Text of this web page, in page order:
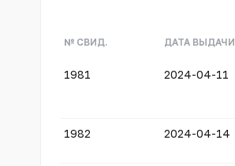
№ СВИД. ДАТА ВЫДАЧИ
1981 2024-04-11
1982 2024-04-14